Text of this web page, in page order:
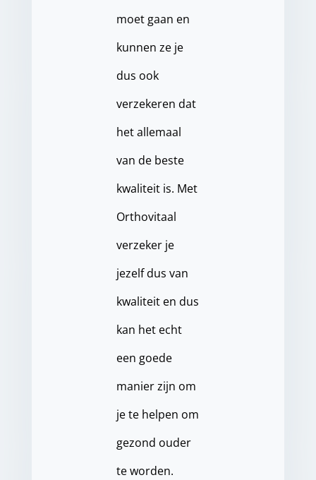
moet gaan en
kunnen ze je
dus ook
verzekeren dat
het allemaal
van de beste
kwaliteit is. Met
Orthovitaal
verzeker je
jezelf dus van
kwaliteit en dus
kan het echt
een goede
manier zijn om
je te helpen om
gezond ouder
te worden.